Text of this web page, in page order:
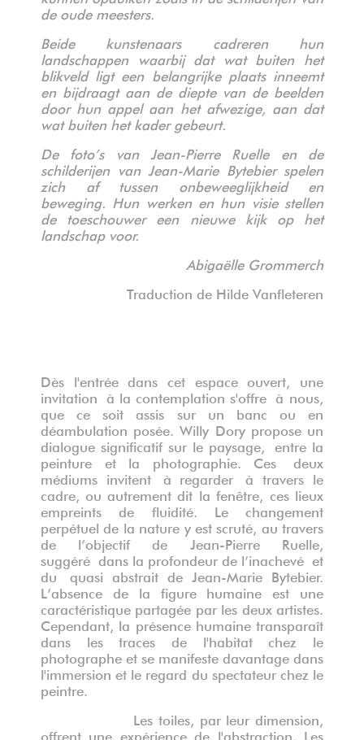
de oude meesters.
Beide kunstenaars cadreren hun
landschappen waarbij dat wat buiten het
blikveld ligt een belangrijke plaats inneemt
en bijdraagt aan de diepte van de beelden
door hun appel aan het afwezige, aan dat
wat buiten het kader gebeurt.
De foto’s van Jean-Pierre Ruelle en de
schilderijen van Jean-Marie Bytebier spelen
zich af tussen onbeweeglijkheid en
beweging. Hun werken en hun visie stellen
de toeschouwer een nieuwe kijk op het
landschap voor.
Abigaëlle Grommerch
Traduction de Hilde Vanfleteren
D è s l'entrée dans cet espace ouvert, une
invitation à la contemplation s'offre à nous,
que ce soit assis sur un banc ou en
déambulation posée. Willy Dory propose un
dialogue significatif sur le paysage entre la
peinture et la photographie. Ces deux
médiums invitent à regarder à travers le
cadre ou autrement dit la fen être, ces lieux
empreints de fluidité. Le changement
perpétuel de la nature y est scruté, au travers
de l ’ objectif de Jean-Pierre Ruelle
suggéré dans la profondeur de l ’ inachevé et
du quasi abstrait de Jean-Marie Bytebier.
’ absence de la figure humaine est une
caractéristique partagée par les deux artistes.
Cependant, la présence humaine transparaît
dans les traces de l'habitat chez le
photographe et se manifeste davantage dans
l'immersion et le regard du spectateur chez le
peintre.
Les toiles, par leur dimension,
offrent une expérience de l'abstraction. Les